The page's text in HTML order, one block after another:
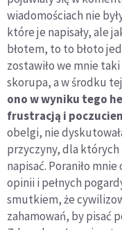
wiadomościach nie
które je napisały, ale
błotem, to to błoto
zostawiło we mnie taki
skorupa, a w środku
ono w wyniku tego
frustracją i
obelgi, nie
przyczyny, dla których
napisać. Poraniło
opinii i pełnych
smutkiem, że
zahamowań, by pisać